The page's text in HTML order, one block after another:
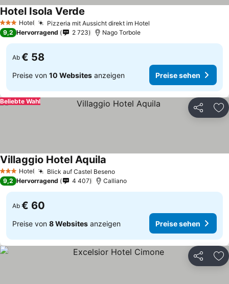
3 SterneHotel Pizzeria mit Aussicht direkt im Hotel
Hotel Isola Verde
9,2 Hervorragend 2 723 Nago Torbole
Ab € 58
Preise von 10 Websites anzeigen Preise sehen
Teilen
Beliebte Wahl
3 SterneHotel Blick auf Castel Beseno
Villaggio Hotel Aquila
9,2 Hervorragend 4 407 Calliano
Ab € 60
Preise von 8 Websites anzeigen Preise sehen
Teilen